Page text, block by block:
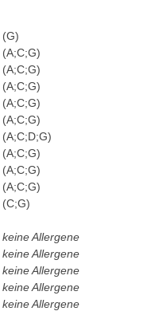
(G)
(A;C;G)
(A;C;G)
(A;C;G)
(A;C;G)
(A;C;G)
(A;C;D;G)
(A;C;G)
(A;C;G)
(A;C;G)
(C;G)
keine Allergene
keine Allergene
keine Allergene
keine Allergene
keine Allergene